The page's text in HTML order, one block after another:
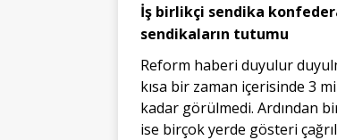
İş birlikçi sendika
sendikaların tutumu
Reform haberi duyulur
kısa bir zaman içerisinde 3
kadar görülmedi. Ardından
ise birçok yerde gösteri